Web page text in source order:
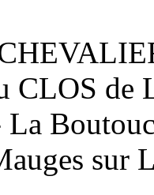
CLOS de
sur